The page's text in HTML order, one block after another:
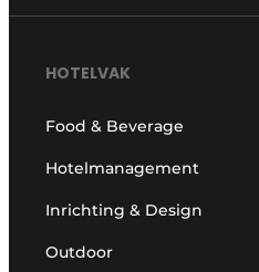
HOTELVAK
Food & Beverage
Hotelmanagement
Inrichting & Design
Outdoor